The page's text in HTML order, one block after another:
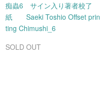
痴蟲6 サイン入り著者校了
紙 Saeki Toshio Offset prin
ting Chimushi_6
SOLD OUT